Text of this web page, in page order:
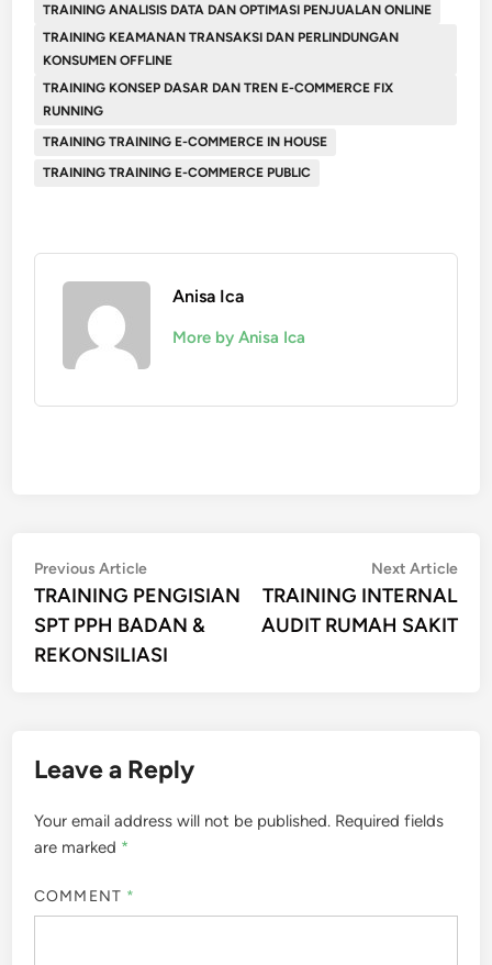
TRAINING ANALISIS DATA DAN OPTIMASI PENJUALAN ONLINE
TRAINING KEAMANAN TRANSAKSI DAN PERLINDUNGAN
KONSUMEN OFFLINE
TRAINING KONSEP DASAR DAN TREN E-COMMERCE FIX
RUNNING
TRAINING TRAINING E-COMMERCE IN HOUSE
TRAINING TRAINING E-COMMERCE PUBLIC
Anisa Ica
More by Anisa Ica
Post
navigation
Previous ArticlePrevious
article:
TRAINING PENGISIAN
SPT PPH BADAN &
REKONSILIASI
Next Article
TRAINING INTERNAL
AUDIT RUMAH SAKIT
Leave a Reply
Your email address will not be published. Required fields
are marked *
COMMENT *